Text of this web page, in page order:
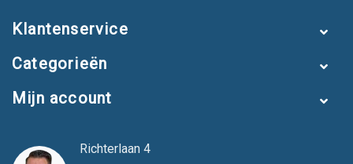
Klantenservice
Categorieën
Mijn account
Richterlaan 4